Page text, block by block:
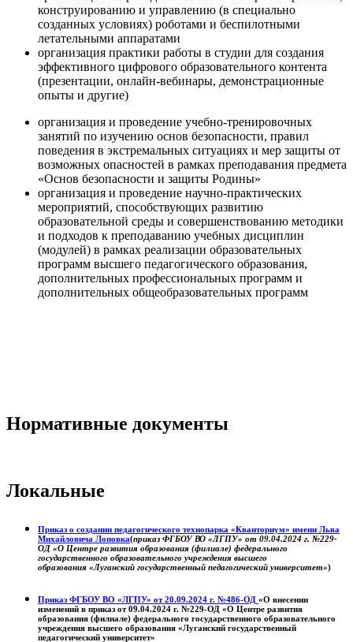
конструированию и управлению (в специально
созданных условиях) роботами и беспилотными
летательными аппаратами
организация практики работы в студии для создания
эффективного цифрового образовательного контента
(презентации, онлайн-вебинары, демонстрационные
опыты и другие)
организация и проведение учебно-тренировочных
занятий по изучению основ безопасности, правил
поведения в экстремальных ситуациях и мер защиты от
возможных опасностей в рамках преподавания предмета
«Основ безопасности и защиты Родины»
организация и проведение научно-практических
мероприятий, способствующих развитию
образовательной среды и совершенствованию методики
и подходов к преподаванию учебных дисциплин
(модулей) в рамках реализации образовательных
программ высшего педагогического образования,
дополнительных профессиональных программ и
дополнительных общеобразовательных программ
Нормативные документы
Локальные
Приказ о создании педагогического технопарка «Кванториум» имени Льва
Михайловича Лоповка(приказ ФГБОУ ВО «ЛГПУ» от 09.04.2024 г. №229-
ОД «О Центре развития образования (филиале) федерального
государственного образовательного учреждения высшего
образования «Луганский государственный педагогический университет»)
Приказ ФГБОУ ВО «ЛГПУ» от 20.09.2024 г. №486-ОД «О внесении
изменений в приказ от 09.04.2024 г. №229-ОД «О Центре развития
образования (филиале) федерального государственного образовательного
учреждения высшего образования «Луганский государственный
педагогический университет»